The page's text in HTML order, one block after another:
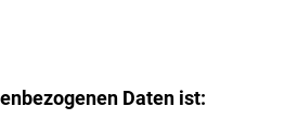
Daten ist: